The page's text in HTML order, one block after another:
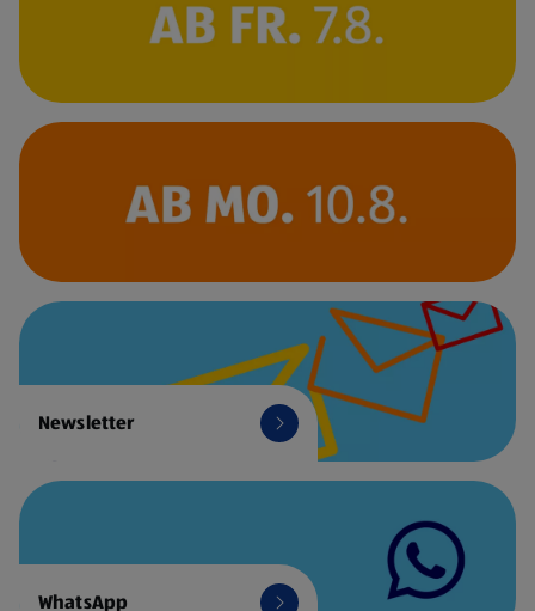
Newsletter
WhatsApp